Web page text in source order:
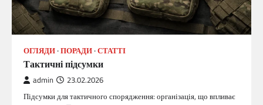
ОГЛЯДИ ПОРАДИ СТАТТІ
Тактичні підсумки
admin 23.02.2026
Підсумки для тактичного спорядження: організація, що впливає